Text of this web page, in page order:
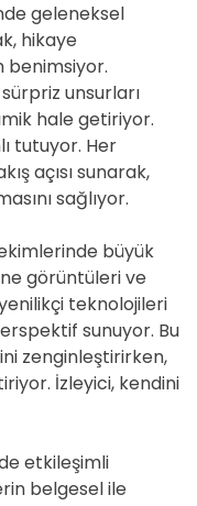
geleneksel
hikaye
benimsiyor.
unsurları
hale getiriyor.
tutuyor. Her
açısı sunarak,
sağlıyor.
büyük
görüntüleri ve
teknolojileri
sunuyor. Bu
zenginleştirirken,
İzleyici, kendini
etkileşimli
belgesel ile